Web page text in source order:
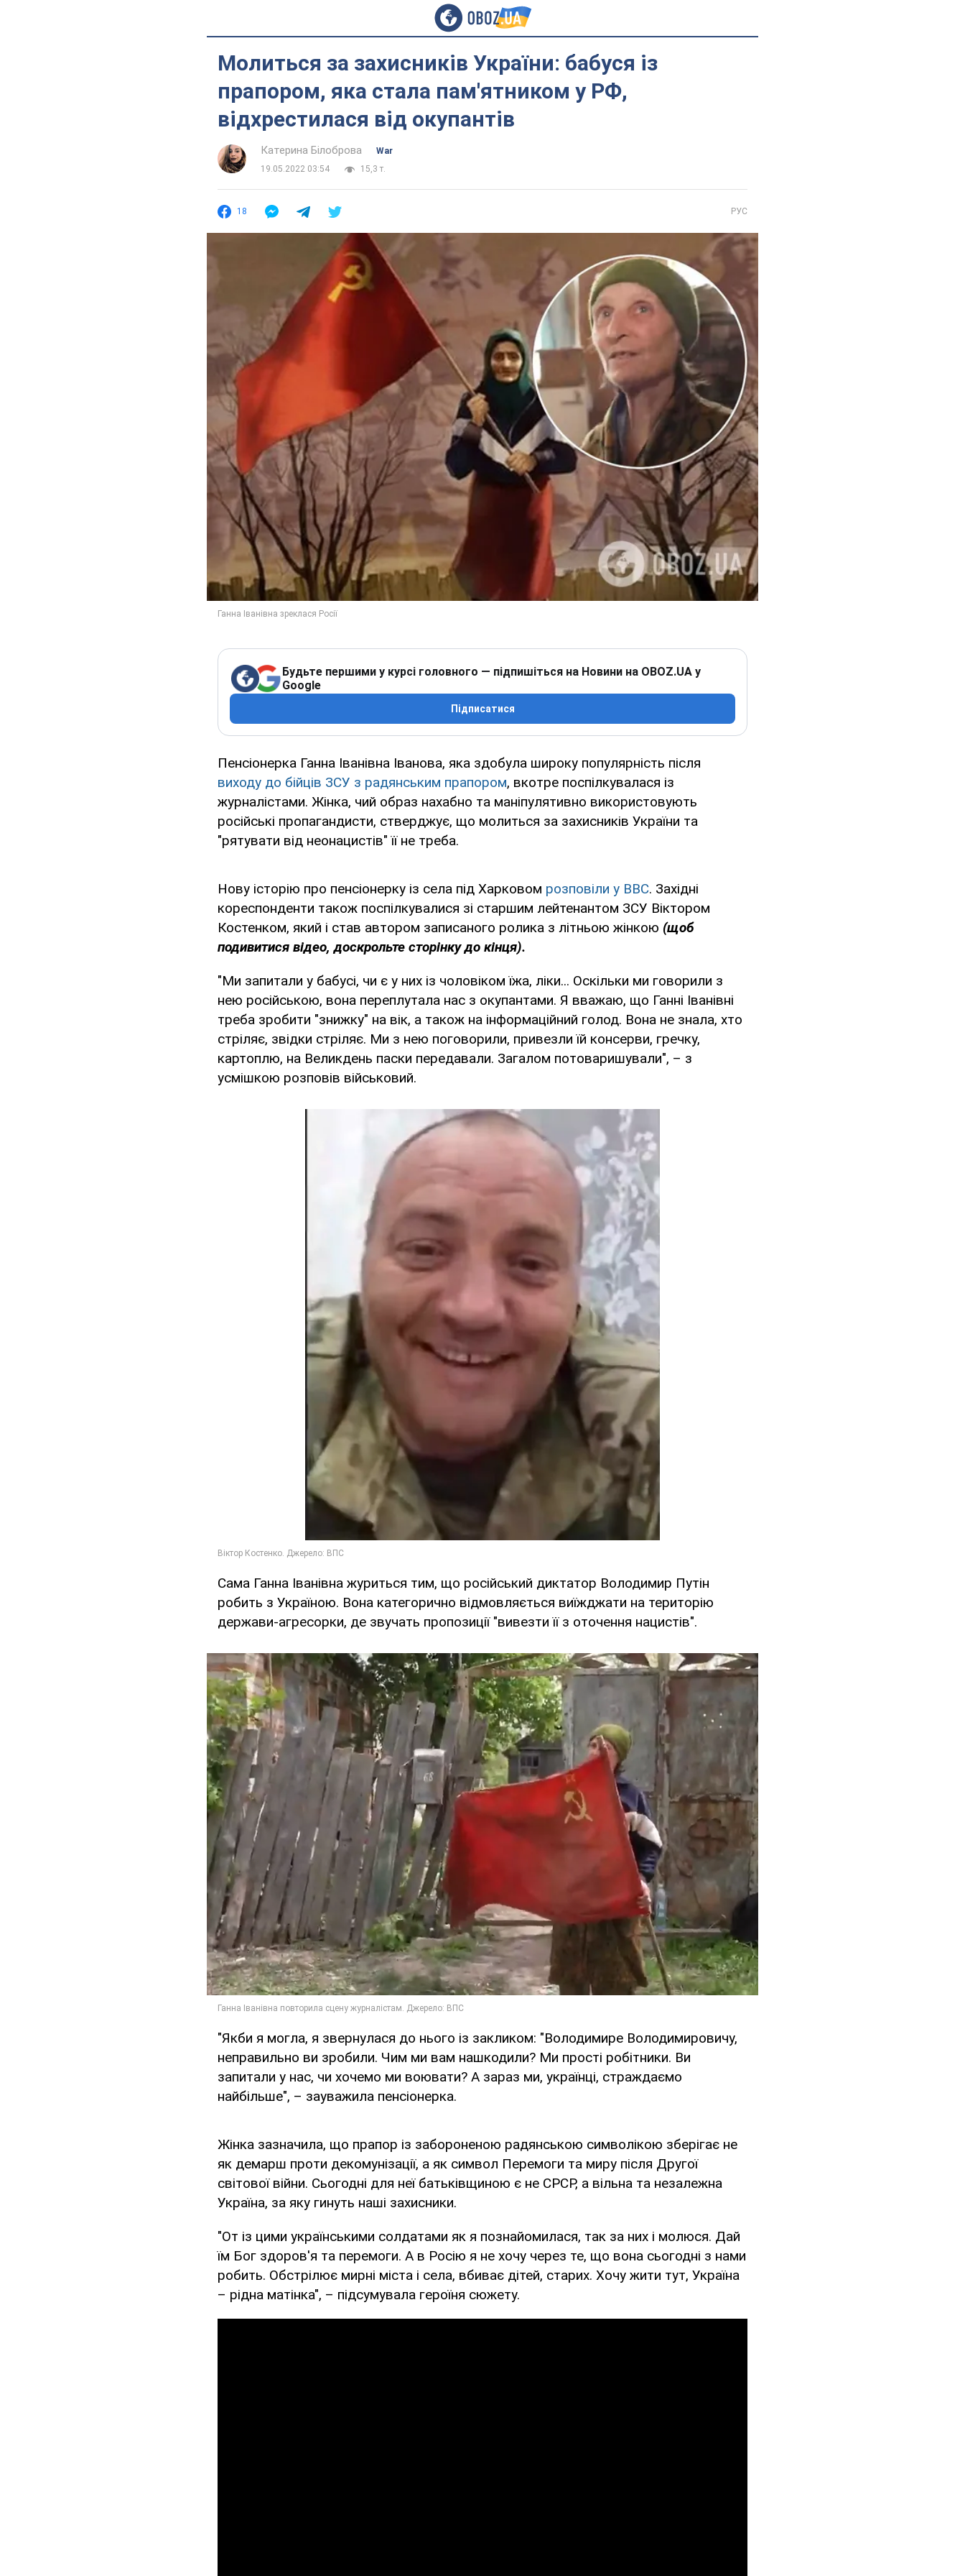
Молиться за захисників України: бабуся із
прапором, яка стала пам'ятником у РФ,
відхрестилася від окупантів
Катерина Білоброва
War
19.05.2022 03:54
15,3 т.
18 РУС
Будьте першими у курсі головного — підпишіться на Новини на OBOZ.UA у
Google
Підписатися
Пенсіонерка Ганна Іванівна Іванова, яка здобула широку популярність після
виходу до бійців ЗСУ з радянським прапором, вкотре поспілкувалася із
журналістами. Жінка, чий образ нахабно та маніпулятивно використовують
російські пропагандисти, стверджує, що молиться за захисників України та
"рятувати від неонацистів" її не треба.
Нову історію про пенсіонерку із села під Харковом розповіли у ВВС. Західні
кореспонденти також поспілкувалися зі старшим лейтенантом ЗСУ Віктором
Костенком, який і став автором записаного ролика з літньою жінкою (щоб
подивитися відео, доскрольте сторінку до кінця).
"Ми запитали у бабусі, чи є у них із чоловіком їжа, ліки... Оскільки ми говорили з
нею російською, вона переплутала нас з окупантами. Я вважаю, що Ганні Іванівні
треба зробити "знижку" на вік, а також на інформаційний голод. Вона не знала, хто
стріляє, звідки стріляє. Ми з нею поговорили, привезли їй консерви, гречку,
картоплю, на Великдень паски передавали. Загалом потоваришували", – з
усмішкою розповів військовий.
Сама Ганна Іванівна журиться тим, що російський диктатор Володимир Путін
робить з Україною. Вона категорично відмовляється виїжджати на територію
держави-агресорки, де звучать пропозиції "вивезти її з оточення нацистів".
"Якби я могла, я звернулася до нього із закликом: "Володимире Володимировичу,
неправильно ви зробили. Чим ми вам нашкодили? Ми прості робітники. Ви
запитали у нас, чи хочемо ми воювати? А зараз ми, українці, страждаємо
найбільше", – зауважила пенсіонерка.
Жінка зазначила, що прапор із забороненою радянською символікою зберігає не
як демарш проти декомунізації, а як символ Перемоги та миру після Другої
світової війни. Сьогодні для неї батьківщиною є не СРСР, а вільна та незалежна
Україна, за яку гинуть наші захисники.
"От із цими українськими солдатами як я познайомилася, так за них і молюся. Дай
їм Бог здоров'я та перемоги. А в Росію я не хочу через те, що вона сьогодні з нами
робить. Обстрілює мирні міста і села, вбиває дітей, старих. Хочу жити тут, Україна
– рідна матінка", – підсумувала героїня сюжету.